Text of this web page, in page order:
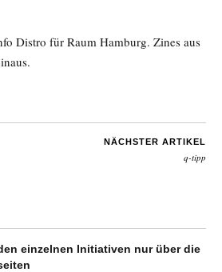
Distro für Raum Hamburg. Zines aus
NÄCHSTER ARTIKEL
q-tipp
einzelnen Initiativen nur über die